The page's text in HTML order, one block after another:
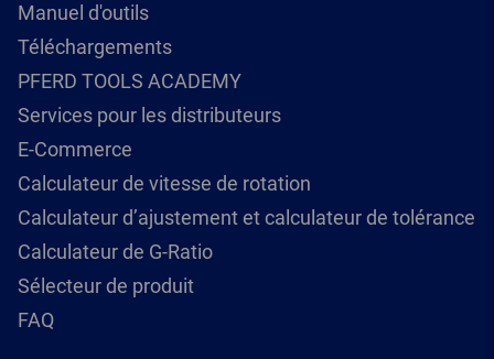
Manuel d'outils
Téléchargements
PFERD TOOLS ACADEMY
Services pour les distributeurs
E-Commerce
Calculateur de vitesse de rotation
Calculateur d’ajustement et calculateur de tolérance
Calculateur de G-Ratio
Sélecteur de produit
FAQ